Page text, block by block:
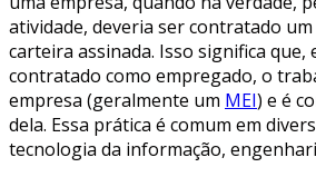
atividade, deveria ser contratado
carteira assinada. Isso significa que,
contratado como empregado, o
empresa (geralmente um MEI) e é
dela. Essa prática é comum em
tecnologia da informação,